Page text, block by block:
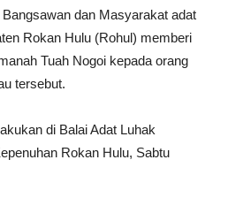
dan Masyarakat adat
Rokan Hulu (Rohul) memberi
Tuah Nogoi kepada orang
tersebut.
di Balai Adat Luhak
Rokan Hulu, Sabtu